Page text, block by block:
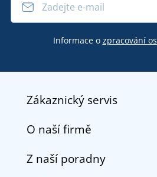
Informace o zpracování
Zákaznický servis
Kontakt
Doprava a platba
O naší firmě
O nás
Z naší poradny